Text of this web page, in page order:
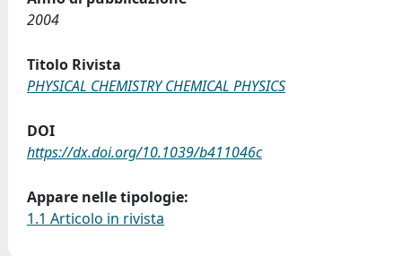
2004
Titolo Rivista
PHYSICAL CHEMISTRY CHEMICAL PHYSICS
DOI
https://dx.doi.org/10.1039/b411046c
Appare nelle tipologie:
1.1 Articolo in rivista